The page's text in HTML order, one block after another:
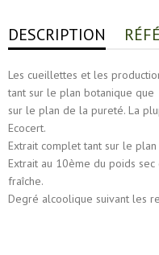
DESCRIPTION
Les cueillettes et les
tant sur le plan botanique que
sur le plan de la pureté. La
Ecocert.
Extrait complet tant sur le
Extrait au 10ème du poids
fraîche.
Degré alcoolique suivant les